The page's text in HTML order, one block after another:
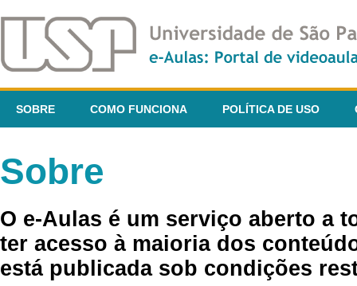
SOBRE COMO FUNCIONA POLÍTICA DE USO
Sobre
O e-Aulas é um serviço aberto a
ter acesso à maioria dos
está publicada sob condições